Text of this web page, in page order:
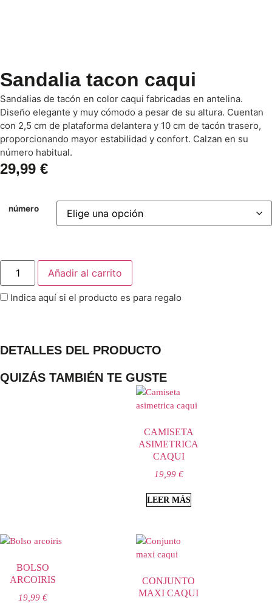
Sandalia tacon caqui
Sandalias de tacón en color caqui fabricadas en antelina.
Diseño elegante y muy cómodo a pesar de su altura. Cuentan
con 2,5 cm de plataforma delantera y 10 cm de tacón trasero,
proporcionando mayor estabilidad y confort. Calzan en su
número habitual.
29,99 €
número
Añadir al carrito
Indica aquí si el producto es para regalo
DETALLES DEL PRODUCTO
QUIZÁS TAMBIÉN TE GUSTE
CAMISETA
ASIMETRICA
CAQUI
19,99 €
LEER MÁS
BOLSO
ARCOIRIS
19,99 €
CONJUNTO
MAXI CAQUI